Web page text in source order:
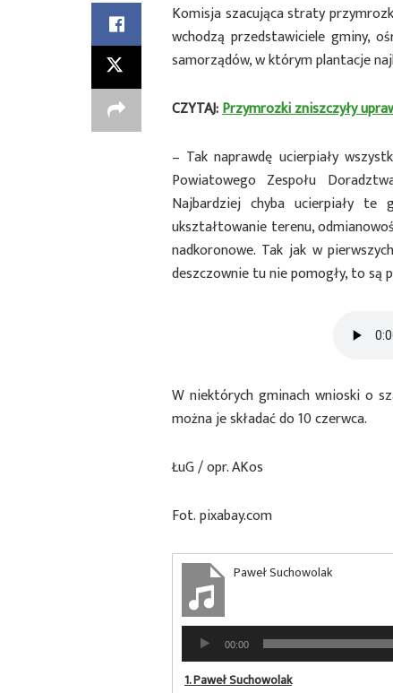
Komisja szacująca straty
wchodzą przedstawiciele gminy,
samorządów, w którym plantacje
CZYTAJ:Przymrozki zniszczyły
– Tak naprawdę ucierpiały
Powiatowego Zespołu
Najbardziej chyba ucierpiały te
ukształtowanie terenu,
nadkoronowe. Tak jak w
deszczownie tu nie pomogły, to są
W niektórych gminach wnioski o
można je składać do 10 czerwca.
ŁuG / opr. AKos
Fot. pixabay.com
Paweł Suchowolak
Odtwarzacz
plików
dźwiękowych
00:00
1.Paweł Suchowolak